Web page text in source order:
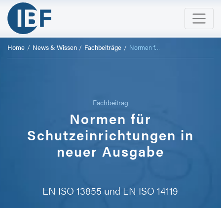
Home News & Wissen Fachbeiträge Normen für Schutzeinrichtungen in neuer Ausgabe
Fachbeitrag
Normen für
Schutzeinrichtungen in
neuer Ausgabe
EN ISO 13855 und EN ISO 14119